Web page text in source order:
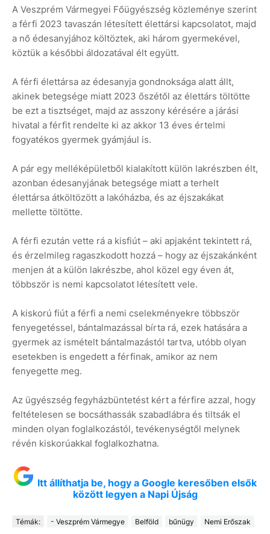
A Veszprém Vármegyei Főügyészség közleménye szerint
a férfi 2023 tavaszán létesített élettársi kapcsolatot, majd
a nő édesanyjához költöztek, aki három gyermekével,
köztük a későbbi áldozatával élt együtt.
A férfi élettársa az édesanyja gondnoksága alatt állt,
akinek betegsége miatt 2023 őszétől az élettárs töltötte
be ezt a tisztséget, majd az asszony kérésére a járási
hivatal a férfit rendelte ki az akkor 13 éves értelmi
fogyatékos gyermek gyámjául is.
A pár egy melléképületből kialakított külön lakrészben élt,
azonban édesanyjának betegsége miatt a terhelt
élettársa átköltözött a lakóházba, és az éjszakákat
mellette töltötte.
A férfi ezután vette rá a kisfiút – aki apjaként tekintett rá,
és érzelmileg ragaszkodott hozzá – hogy az éjszakánként
menjen át a külön lakrészbe, ahol közel egy éven át,
többször is nemi kapcsolatot létesített vele.
A kiskorú fiút a férfi a nemi cselekményekre többször
fenyegetéssel, bántalmazással bírta rá, ezek hatására a
gyermek az ismételt bántalmazástól tartva, utóbb olyan
esetekben is engedett a férfinak, amikor az nem
fenyegette meg.
Az ügyészség fegyházbüntetést kért a férfire azzal, hogy
feltételesen se bocsáthassák szabadlábra és tiltsák el
minden olyan foglalkozástól, tevékenységtől melynek
révén kiskorúakkal foglalkozhatna.
Itt állíthatja be, hogy a Google keresőben elsők
között legyen a Napi Újság
Témák: - Veszprém Vármegye Belföld bűnügy Nemi Erőszak